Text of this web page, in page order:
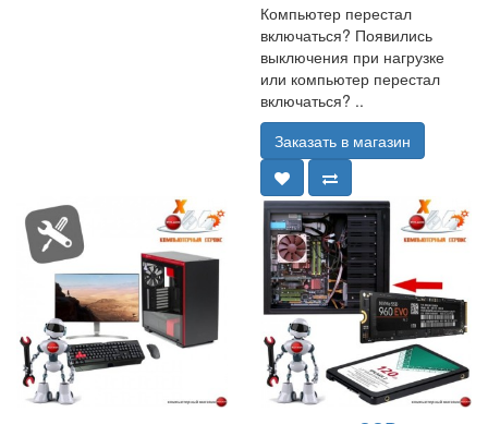
Компьютер перестал
включаться? Появились
выключения при нагрузке
или компьютер перестал
включаться? ..
Заказать в магазин